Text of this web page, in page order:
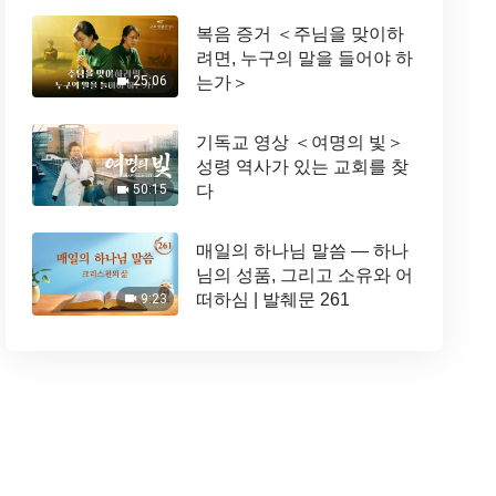
25:06
복음 증거 ＜주님을 맞이하
려면, 누구의 말을 들어야 하
는가＞
50:15
기독교 영상 ＜여명의 빛＞
성령 역사가 있는 교회를 찾
다
9:23
매일의 하나님 말씀 ― 하나
님의 성품, 그리고 소유와 어
떠하심 | 발췌문 261